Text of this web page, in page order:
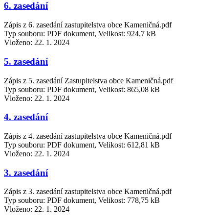
6. zasedání
Zápis z 6. zasedání zastupitelstva obce Kameničná.pdf
Typ souboru: PDF dokument, Velikost: 924,7 kB
Vloženo: 22. 1. 2024
5. zasedání
Zápis z 5. zasedání Zastupitelstva obce Kameničná.pdf
Typ souboru: PDF dokument, Velikost: 865,08 kB
Vloženo: 22. 1. 2024
4. zasedání
Zápis z 4. zasedání zastupitelstva obce Kameničná.pdf
Typ souboru: PDF dokument, Velikost: 612,81 kB
Vloženo: 22. 1. 2024
3. zasedání
Zápis z 3. zasedání zastupitelstva obce Kameničná.pdf
Typ souboru: PDF dokument, Velikost: 778,75 kB
Vloženo: 22. 1. 2024